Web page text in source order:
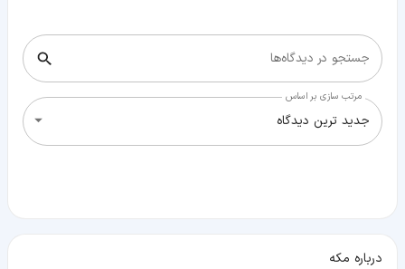
جستجو در دیدگاه‌ها
مرتب سازی بر اساس
جدید ترین دیدگاه
درباره مکه